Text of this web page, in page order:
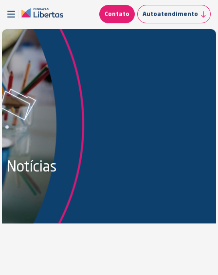
Contato Autoatendimento
Notícias